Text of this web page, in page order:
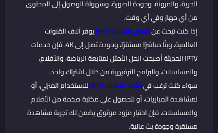
الحرية، والمرونة، وجودة الصورة، وسهولة الوصول إلى المحتوى
من أي جهاز وفي أي وقت.
إذا كنت تبحث عنأفضل اشتراك IPTV
يوفر آلاف القنوات
العالمية، وبثًا مباشرًا مستقرًا، وجودة تصل إلى 4K، فإن خدمات
IPTV الحديثة أصبحت الحل الأمثل لمتابعة الرياضة، والأفلام،
والمسلسلات، والبرامج الترفيهية من خلال اشتراك واحد.
سواء كنت ترغب فيشراء اشتراك IPTV
للاستخدام المنزلي، أو
لمشاهدة المباريات، أو للحصول على مكتبة ضخمة من الأفلام
والمسلسلات، فإن اختيار مزود موثوق يضمن لك تجربة مشاهدة
مستقرة وجودة بث عالية.